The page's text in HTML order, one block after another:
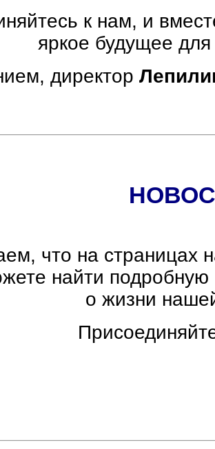
к нам, и
яркое будущее
директор
что на страницах
найти
о жизни